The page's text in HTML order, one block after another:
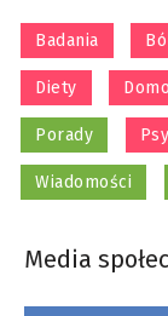
Badania
Diety
Porady
Wiadomości
Media